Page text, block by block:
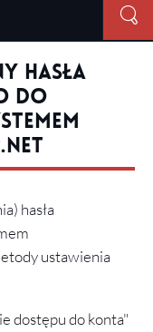
hasła
do
hasła
ustawienia
dostępu do konta"